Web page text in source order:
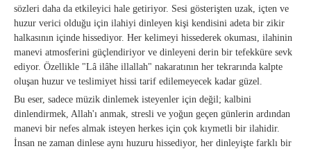
sözleri daha da etkileyici hale getiriyor. Sesi gösterişten uzak, içten ve
huzur verici olduğu için ilahiyi dinleyen kişi kendisini adeta bir zikir
halkasının içinde hissediyor. Her kelimeyi hissederek okuması, ilahinin
manevi atmosferini güçlendiriyor ve dinleyeni derin bir tefekküre sevk
ediyor. Özellikle "Lâ ilâhe illallah" nakaratının her tekrarında kalpte
oluşan huzur ve teslimiyet hissi tarif edilemeyecek kadar güzel.
Bu eser, sadece müzik dinlemek isteyenler için değil; kalbini
dinlendirmek, Allah'ı anmak, stresli ve yoğun geçen günlerin ardından
manevi bir nefes almak isteyen herkes için çok kıymetli bir ilahidir.
İnsan ne zaman dinlese aynı huzuru hissediyor, her dinleyişte farklı bir